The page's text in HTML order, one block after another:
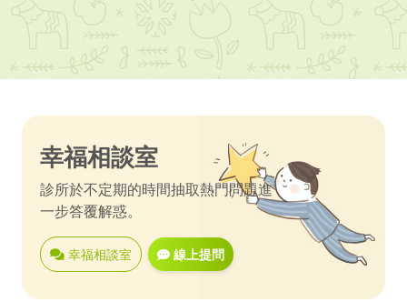
幸福相談室
診所於不定期的時間抽取熱門問題進
一步答覆解惑。
幸福相談室 線上提問